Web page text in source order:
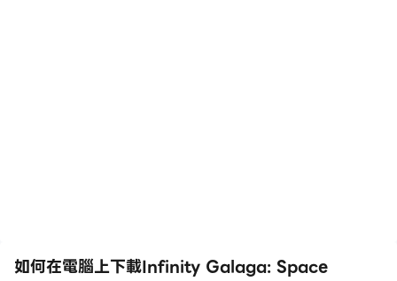
如何在電腦上下載Infinity Galaga: Space